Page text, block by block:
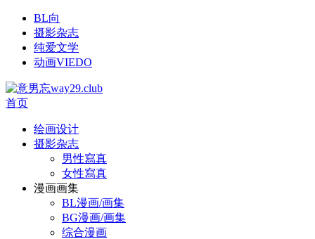
BL向
摄影杂志
纯爱文学
动画VIEDO
首页
绘画设计
摄影杂志
男性寫真
女性寫真
漫画画集
BL漫画/画集
BG漫画/画集
综合漫画